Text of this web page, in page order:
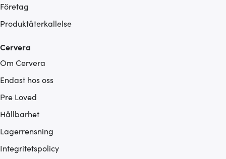
Företag
Produktåterkallelse
Cervera
Om Cervera
Endast hos oss
Pre Loved
Hållbarhet
Lagerrensning
Integritetspolicy